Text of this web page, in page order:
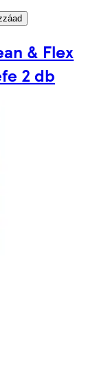
& Flex
2 db